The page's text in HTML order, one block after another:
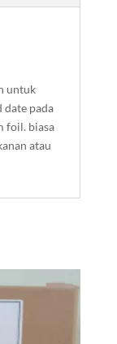
untuk
date pada
foil. biasa
atau